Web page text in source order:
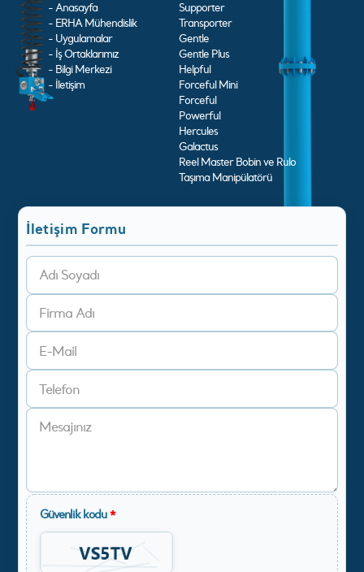
- Anasayfa
- ERHA Mühendislik
- Uygulamalar
- İş Ortaklarımız
- Bilgi Merkezi
- İletişim
Supporter
Transporter
Gentle
Gentle Plus
Helpful
Forceful Mini
Forceful
Powerful
Hercules
Galactus
Reel Master Bobin ve Rulo
Taşıma Manipülatörü
İletişim Formu
Güvenlik kodu*